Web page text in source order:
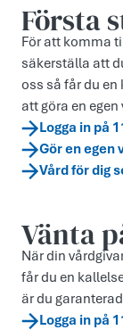
Första
För att komma
säkerställa att
oss så får du
att göra en
Logga in på
Gör en egen
Vård för dig
Vänta
När din
får du en
är du
Logga in på